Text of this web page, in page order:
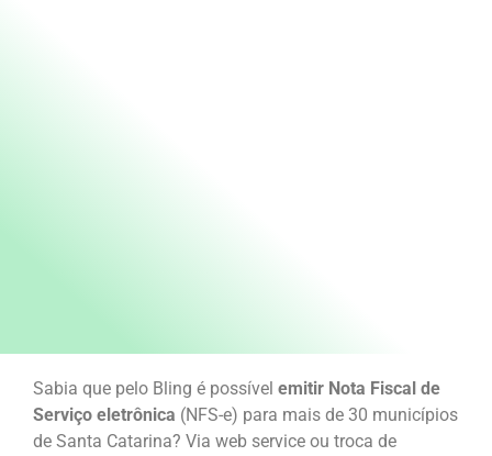
Sabia que pelo Bling é possível emitir Nota Fiscal de
Serviço eletrônica (NFS-e) para mais de 30 municípios
de Santa Catarina? Via web service ou troca de